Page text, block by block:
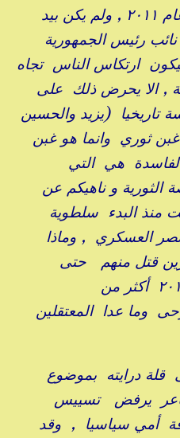
حتى الشهر السادس من عام ٢٠١١ , ولم يكن بيد
رئيس الجمهورية
ارتكاس الناس تجاه
, الا يحرض ذلك على
تاريخيا (يزيد والحسين
ثوري وانما هو غبن
هي التي
و ناهيكم عن
منذ البدء سلطوية
العسكري , وماذا
قتل منهم حتى
الشهر السادس من عام ٢٠١١ أكثر من
وما عدا المعتقلين
قلة درايته بموضوع
شاعر يرفض تسييس
أمي سياسيا , وقد